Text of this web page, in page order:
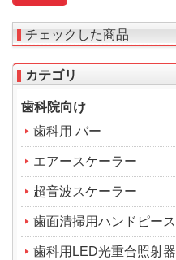
チェックした商品
カテゴリ
歯科院向け
歯科用 バー
エアースケーラー
超音波スケーラー
歯面清掃用ハンドピース
歯科用LED光重合照射器